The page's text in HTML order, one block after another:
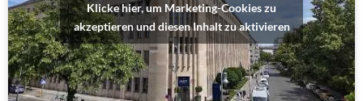
Klicke hier, um Marketing-Cookies zu
akzeptieren und diesen Inhalt zu aktivieren